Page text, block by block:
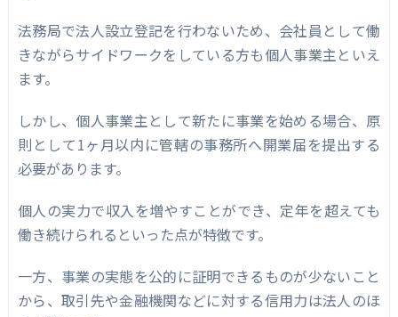
法務局で法人設立登記を行わないため、会社員として働
きながらサイドワークをしている方も個人事業主といえ
ます。
しかし、個人事業主として新たに事業を始める場合、原
則として1ヶ月以内に管轄の事務所へ開業届を提出する
必要があります。
個人の実力で収入を増やすことができ、定年を超えても
働き続けられるといった点が特徴です。
一方、事業の実態を公的に証明できるものが少ないこと
から、取引先や金融機関などに対する信用力は法人のほ